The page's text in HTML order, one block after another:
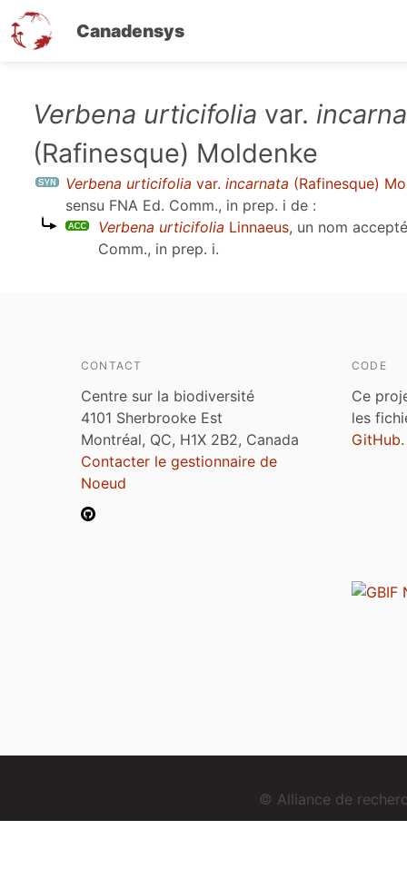
Canadensys
contenu
principal
Verbena urticifolia var.
(Rafinesque) Moldenke
Verbena urticifolia var. incarnata (Rafinesque)
sensu FNA Ed. Comm., in prep. i de :
Verbena urticifolia Linnaeus, un nom
Comm., in prep. i.
CONTACT
Centre sur la biodiversité
4101 Sherbrooke Est
Montréal, QC, H1X 2B2, Canada
Contacter le gestionnaire de
Noeud
CODE
Ce
les
GitHub.
© Alliance de